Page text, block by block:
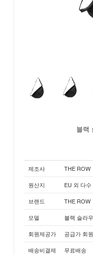
블랙
제조사
THE ROW
원산지
EU 외 다수
브랜드
THE ROW
모델
블랙 슬라
회원제공가
공급가 회
배송비결제
무료배송